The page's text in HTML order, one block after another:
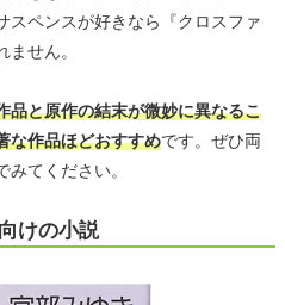
スペンスが好きなら『クロスファ
せん。
品と原作の結末が微妙に異なるこ
な作品ほどおすすめです。ぜひ両
てください。
けの小説